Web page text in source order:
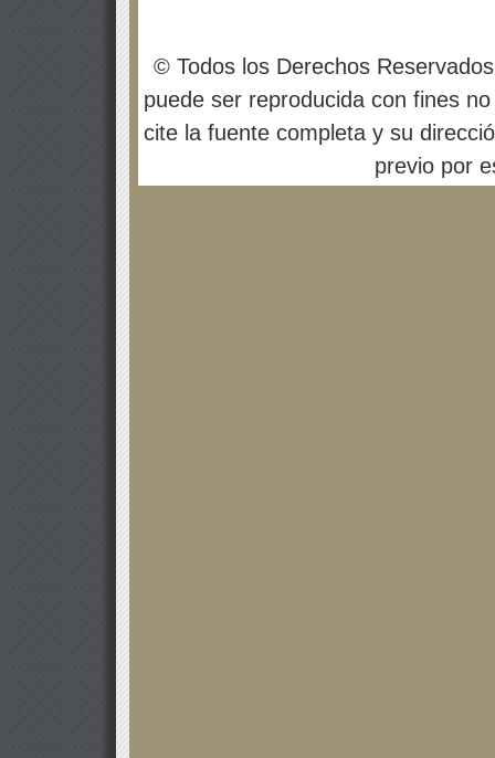
© Todos los Derechos
puede ser reproducida con fines
cite la fuente completa y su
previo por